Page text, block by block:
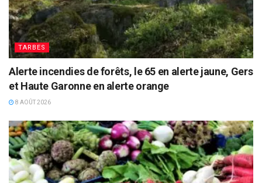
TARBES
Alerte incendies de forêts, le 65 en alerte jaune, Gers
et Haute Garonne en alerte orange
8 AOÛT 2026